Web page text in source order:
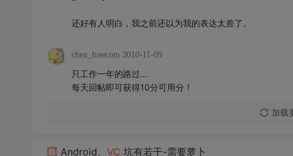
还好有人明白，我之前还以为我的表达太差了。
chen_freecom 2010-11-09
只工作一年的路过...
每天回帖即可获得10分可用分！
加载
Android、 VC 坑有若干-需要萝卜